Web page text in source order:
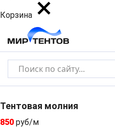
Корзина
Тентовая молния
850 руб/м